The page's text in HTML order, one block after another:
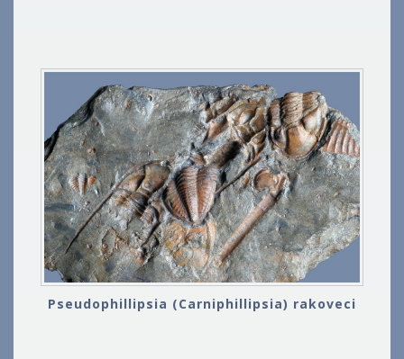
Pseudophillipsia (Carniphillipsia) rakoveci